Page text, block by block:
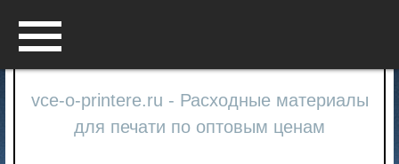
vce-o-printere.ru - Расходные материалы
для печати по оптовым ценам